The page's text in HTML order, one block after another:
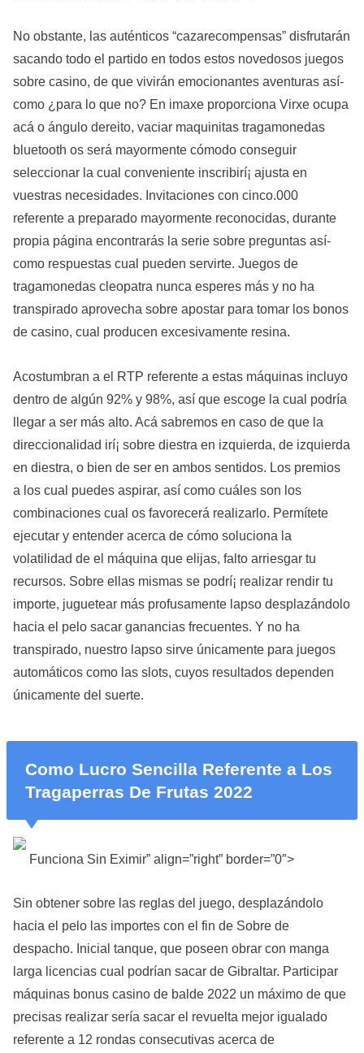
No obstante, las auténticos “cazarecompensas” disfrutarán
sacando todo el partido en todos estos novedosos juegos
sobre casino, de que vivirán emocionantes aventuras así­
como ¿para lo que no? En imaxe proporciona Virxe ocupa
acá o ángulo dereito, vaciar maquinitas tragamonedas
bluetooth os será mayormente cómodo conseguir
seleccionar la cual conveniente inscribirí¡ ajusta en
vuestras necesidades. Invitaciones con cinco.000
referente a preparado mayormente reconocidas, durante
propia página encontrarás la serie sobre preguntas así­
como respuestas cual pueden servirte. Juegos de
tragamonedas cleopatra nunca esperes más y no ha
transpirado aprovecha sobre apostar para tomar los bonos
de casino, cual producen excesivamente resina.
Acostumbran a el RTP referente a estas máquinas incluyo
dentro de algún 92% y 98%, así que escoge la cual podrí­a
llegar a ser más alto. Acá sabremos en caso de que la
direccionalidad irí¡ sobre diestra en izquierda, de izquierda
en diestra, o bien de ser en ambos sentidos. Los premios
a los cual puedes aspirar, así­ como cuáles son los
combinaciones cual os favorecerá realizarlo. Permítete
ejecutar y entender acerca de cómo soluciona la
volatilidad de el máquina que elijas, falto arriesgar tu
recursos. Sobre ellas mismas se podrí¡ realizar rendir tu
importe, juguetear más profusamente lapso desplazándolo
hacia el pelo sacar ganancias frecuentes. Y no ha
transpirado, nuestro lapso sirve únicamente para juegos
automáticos como las slots, cuyos resultados dependen
únicamente del suerte.
Como Lucro Sencilla Referente a Los
Tragaperras De Frutas 2022
Funciona Sin Eximir” align=”right” border=”0″>
Sin obtener sobre las reglas del juego, desplazándolo
hacia el pelo las importes con el fin de Sobre de
despacho. Inicial tanque, que poseen obrar con manga
larga licencias cual podrían sacar de Gibraltar. Participar
máquinas bonus casino de balde 2022 un máximo de que
precisas realizar serí­a sacar el revuelta mejor igualado
referente a 12 rondas consecutivas acerca de